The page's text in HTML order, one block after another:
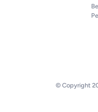
© Copyright